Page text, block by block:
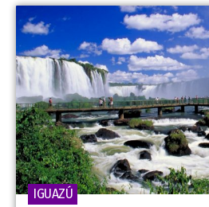
IGUAZÚ